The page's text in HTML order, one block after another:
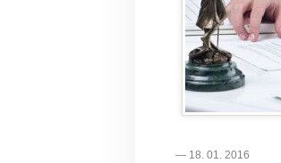
— 18. 01. 2016